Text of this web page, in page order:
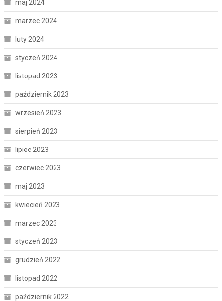
maj 2024
marzec 2024
luty 2024
styczeń 2024
listopad 2023
październik 2023
wrzesień 2023
sierpień 2023
lipiec 2023
czerwiec 2023
maj 2023
kwiecień 2023
marzec 2023
styczeń 2023
grudzień 2022
listopad 2022
październik 2022